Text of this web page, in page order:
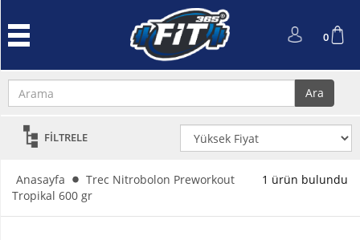
Tozu
Performans
Güç
L-
Carnitin
0
Ara
FİLTRELE
Anasayfa
Trec Nitrobolon Preworkout
Tropikal 600 gr
1 ürün bulundu